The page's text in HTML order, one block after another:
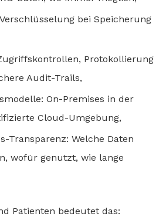
bei Speicherung
Protokollierung
Audit-Trails,
On-Premises in der
Cloud-Umgebung,
Transparenz: Welche Daten
wofür genutzt, wie lange
Patienten bedeutet das: